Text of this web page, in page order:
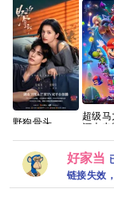
野狗骨头
何瑞贤 练练 何
明翰 周铁
2026/剧情/爱
情/4K资源更新
超级马
河大电
超清
｜国英
2026
马！全
第一
好家当
链接失效